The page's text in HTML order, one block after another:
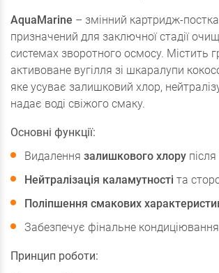
AquaMarine – змінний картридж-
призначений для заключної стадії
системах зворотного осмосу. Містить
активоване вугілля зі шкаралупи
яке усуває залишковий хлор,
надає воді свіжого смаку.
Основні функції:
Видалення залишкового хлору
Нейтралізація каламутності та
Поліпшення смакових
Забезпечує фінальне
Принцип роботи: